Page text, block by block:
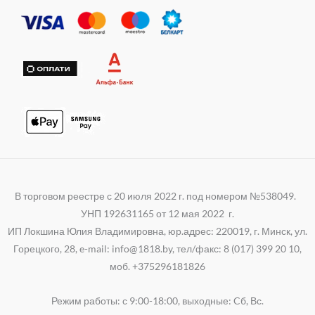
i
k
a
p
m
В торговом реестре с 20 июля 2022 г. под номером №538049.
УНП 192631165 от 12 мая 2022 г.
ИП Локшина Юлия Владимировна, юр.адрес: 220019, г. Минск, ул.
Горецкого, 28, e-mail: info@1818.by, тел/факс: 8 (017) 399 20 10,
моб. +375296181826
Режим работы: с 9:00-18:00, выходные: Cб, Вс.